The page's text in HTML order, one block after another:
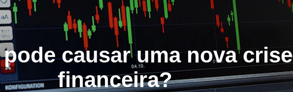
causar uma nova crise
financeira?